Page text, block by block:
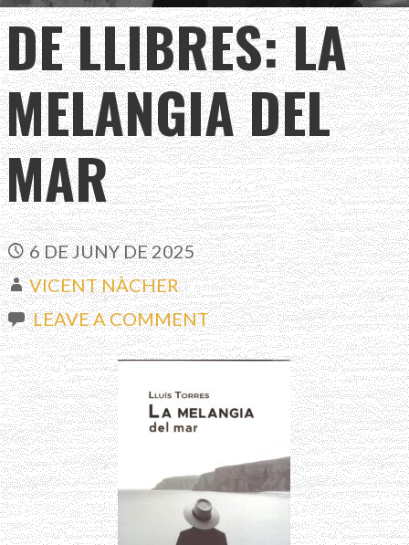
DE LLIBRES: LA
MELANGIA DEL
MAR
6 DE JUNY DE 2025
VICENT NÀCHER
LEAVE A COMMENT